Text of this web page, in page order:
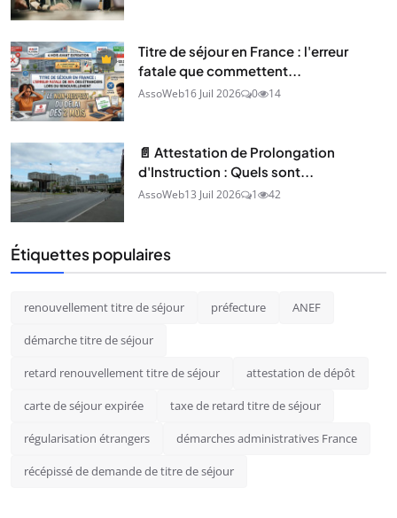
Titre de séjour en France : l'erreur
fatale que commettent...
AssoWeb16 Juil 2026 0 14
📄 Attestation de Prolongation
d'Instruction : Quels sont...
AssoWeb13 Juil 2026 1 42
Étiquettes populaires
renouvellement titre de séjour préfecture ANEF
démarche titre de séjour
retard renouvellement titre de séjour attestation de dépôt
carte de séjour expirée taxe de retard titre de séjour
régularisation étrangers démarches administratives France
récépissé de demande de titre de séjour